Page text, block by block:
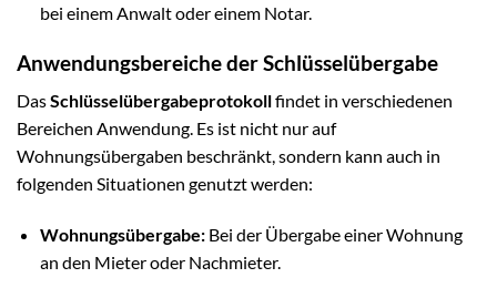
bei einem Anwalt oder einem Notar.
Anwendungsbereiche der Schlüsselübergabe
DasSchlüsselübergabeprotokollfindet in verschiedenen
Bereichen Anwendung. Es ist nicht nur auf
Wohnungsübergaben beschränkt, sondern kann auch in
folgenden Situationen genutzt werden:
Wohnungsübergabe:Bei der Übergabe einer Wohnung
an den Mieter oder Nachmieter.